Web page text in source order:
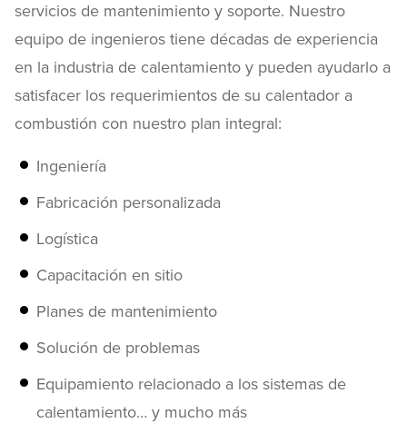
servicios de mantenimiento y soporte. Nuestro
equipo de ingenieros tiene décadas de experiencia
en la industria de calentamiento y pueden ayudarlo a
satisfacer los requerimientos de su calentador a
combustión con nuestro plan integral:
Ingeniería
Fabricación personalizada
Logística
Capacitación en sitio
Planes de mantenimiento
Solución de problemas
Equipamiento relacionado a los sistemas de
calentamiento… y mucho más